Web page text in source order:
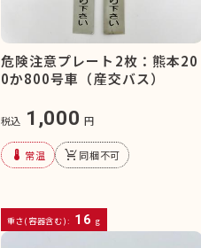
危険注意プレート2枚：熊本20
0か800号車（産交バス）
税込 1,000 円
device_thermostat 常温 remove_shopping_cart同梱不可
重さ(容器含む): 16 g